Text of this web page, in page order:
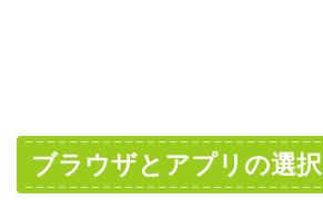
ブラウザとアプリの選択